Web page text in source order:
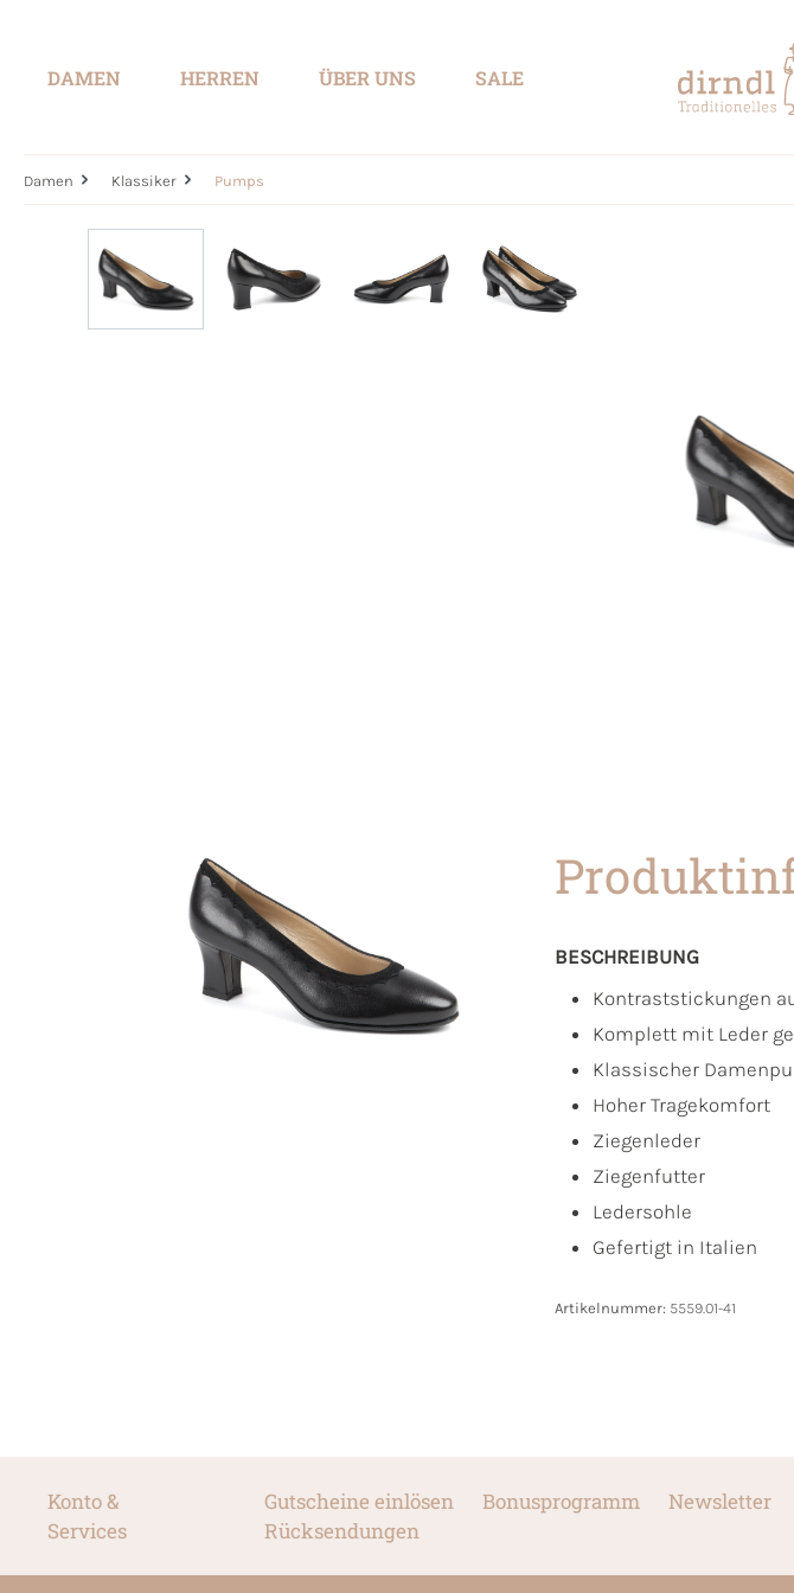
DAMEN HERREN ÜBER UNS SALE
Damen Klassiker Pumps
Bildergalerie überspringen
BESCHREIBUNG
Kontraststickungen
Komplett mit Leder
Klassischer
Hoher Tragekomfort
Ziegenleder
Ziegenfutter
Ledersohle
Gefertigt in Italien
Artikelnummer: 5559.01-41
Konto &
Services
Gutscheine einlösen Bonusprogramm Newsletter
Rücksendungen